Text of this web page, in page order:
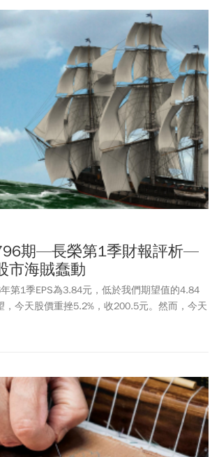
61線新北至苗栗段有哪些地方要高架化？台61
溪橋至南段以及南延高雄段要做什麼？台62線
《今周刊》整理此篇文章，讓讀者一探這條南
路」的全貌，也更了解這條台灣重要交通路線
期—長榮第1季財報評析—
市海賊蠢動
第1季EPS為3.84元，低於我們期望值的4.84
，今天股價重挫5.2%，收200.5元。然而，今天
數（SCFI）勁揚9.54%，突破2000點大關，